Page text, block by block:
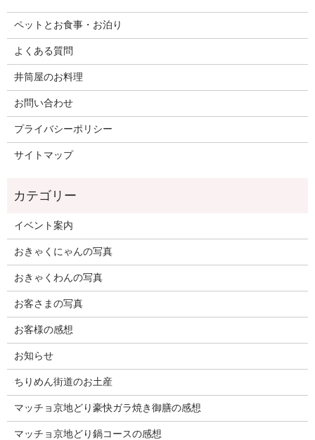
ペットとお食事・お泊り
よくある質問
井筒屋のお料理
お問い合わせ
プライバシーポリシー
サイトマップ
イベント案内
おきゃくにゃんの写真
おきゃくわんの写真
お客さまの写真
お客様の感想
お知らせ
ちりめん街道のお土産
マッチョ京地どり豪快ガラ焼き御膳の感想
マッチョ京地どり鍋コースの感想